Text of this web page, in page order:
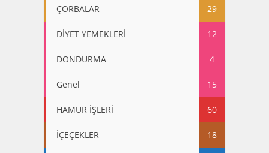
ÇORBALAR 29
DİYET YEMEKLERİ 12
DONDURMA 4
Genel 15
HAMUR İŞLERİ 60
İÇEÇEKLER 18